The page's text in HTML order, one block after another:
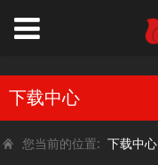
下载中心
您当前的位置:下载中心